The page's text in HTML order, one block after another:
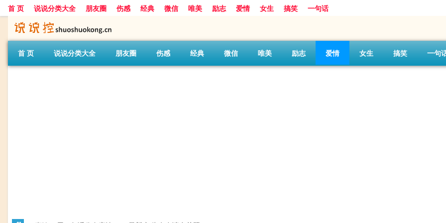
首 页 说说分类大全 朋友圈 伤感 经典 微信 唯美 励志 爱情 女生 搞笑 一句话
首 页 说说分类大全 朋友圈 伤感 经典 微信 唯美 励志 爱情 女生 搞笑 一句